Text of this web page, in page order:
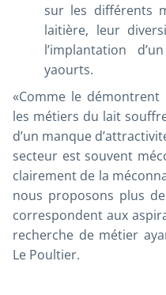
sur les différents
laitière, leur
l’implantation
yaourts.
«Comme le démontrent
les métiers du lait
d’un manque
secteur est souvent
clairement de la
nous proposons plus
correspondent aux
recherche de métier
Le Poultier.